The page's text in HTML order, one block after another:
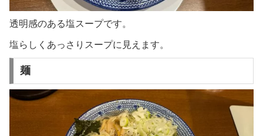
透明感のある塩スープです。
塩らしくあっさりスープに見えます。
麺